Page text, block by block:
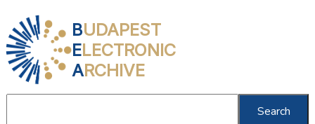
BUDAPEST
ELECTRONIC
ARCHIVE
Search